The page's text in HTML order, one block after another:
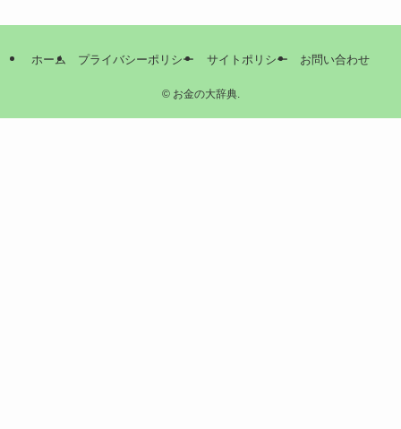
ホーム プライバシーポリシー サイトポリシー お問い合わせ
©お金の大辞典.